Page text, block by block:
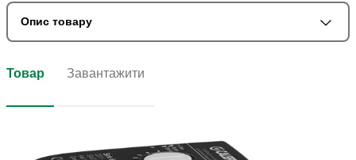
Опис товару
Товар Завантажити